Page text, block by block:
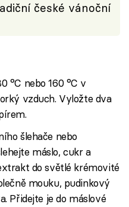
české vánoční
°C nebo 160 °C v
vzduch. Vyložte dva
šlehače nebo
máslo, cukr a
do světlé krémovité
mouku, pudinkový
Přidejte je do máslové